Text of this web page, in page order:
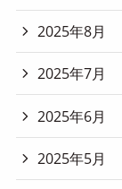
2025年8月
2025年7月
2025年6月
2025年5月